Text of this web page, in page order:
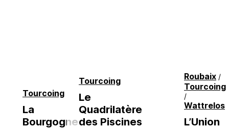
Tourcoing
La
Bourgogne
Tourcoing
Le
Quadrilatère
des Piscines
Roubaix /
Tourcoing
/
Wattrelos
L’Union